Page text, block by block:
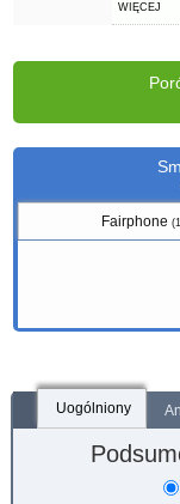
WIĘCEJ
Fairphone
Uogólniony